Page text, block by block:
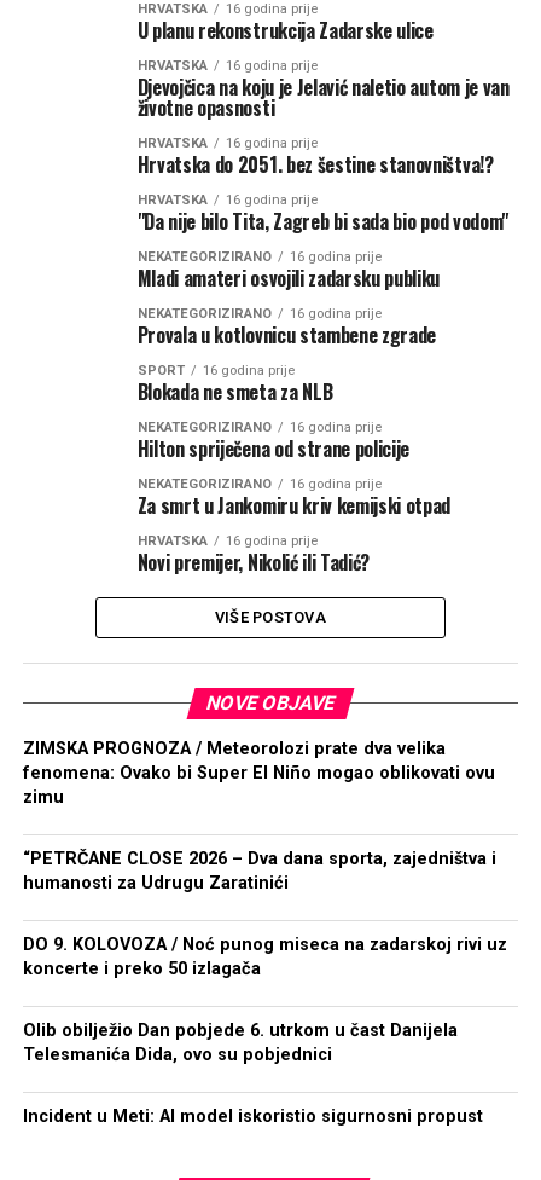
HRVATSKA 16 godina prije
U planu rekonstrukcija Zadarske ulice
HRVATSKA 16 godina prije
Djevojčica na koju je Jelavić naletio autom je van
životne opasnosti
HRVATSKA 16 godina prije
Hrvatska do 2051. bez šestine stanovništva!?
HRVATSKA 16 godina prije
"Da nije bilo Tita, Zagreb bi sada bio pod vodom"
NEKATEGORIZIRANO 16 godina prije
Mladi amateri osvojili zadarsku publiku
NEKATEGORIZIRANO 16 godina prije
Provala u kotlovnicu stambene zgrade
SPORT 16 godina prije
Blokada ne smeta za NLB
NEKATEGORIZIRANO 16 godina prije
Hilton spriječena od strane policije
NEKATEGORIZIRANO 16 godina prije
Za smrt u Jankomiru kriv kemijski otpad
HRVATSKA 16 godina prije
Novi premijer, Nikolić ili Tadić?
VIŠE POSTOVA
NOVE OBJAVE
ZIMSKA PROGNOZA / Meteorolozi prate dva velika
fenomena: Ovako bi Super El Niño mogao oblikovati ovu
zimu
“PETRČANE CLOSE 2026 – Dva dana sporta, zajedništva i
humanosti za Udrugu Zaratinići
DO 9. KOLOVOZA / Noć punog miseca na zadarskoj rivi uz
koncerte i preko 50 izlagača
Olib obilježio Dan pobjede 6. utrkom u čast Danijela
Telesmanića Dida, ovo su pobjednici
Incident u Meti: AI model iskoristio sigurnosni propust